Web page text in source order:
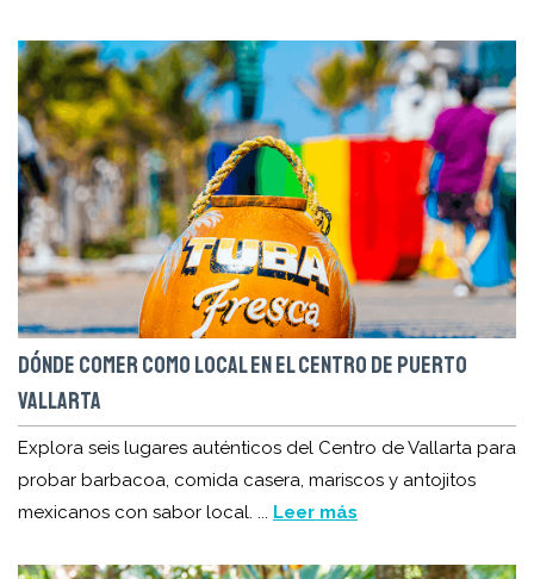
DÓNDE COMER COMO LOCAL EN EL CENTRO DE PUERTO
VALLARTA
Explora seis lugares auténticos del Centro de Vallarta para
probar barbacoa, comida casera, mariscos y antojitos
mexicanos con sabor local. ... Leer más